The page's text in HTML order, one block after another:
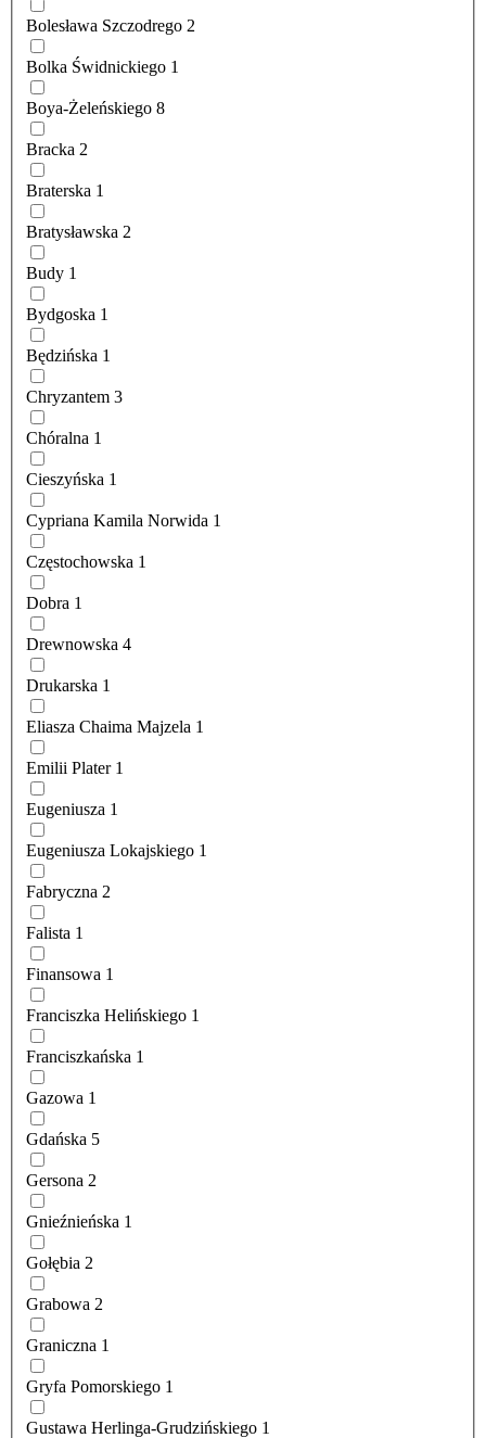
Bolesława Szczodrego 2
Bolka Świdnickiego 1
Boya-Żeleńskiego 8
Bracka 2
Braterska 1
Bratysławska 2
Budy 1
Bydgoska 1
Będzińska 1
Chryzantem 3
Chóralna 1
Cieszyńska 1
Cypriana Kamila Norwida 1
Częstochowska 1
Dobra 1
Drewnowska 4
Drukarska 1
Eliasza Chaima Majzela 1
Emilii Plater 1
Eugeniusza 1
Eugeniusza Lokajskiego 1
Fabryczna 2
Falista 1
Finansowa 1
Franciszka Helińskiego 1
Franciszkańska 1
Gazowa 1
Gdańska 5
Gersona 2
Gnieźnieńska 1
Gołębia 2
Grabowa 2
Graniczna 1
Gryfa Pomorskiego 1
Gustawa Herlinga-Grudzińskiego 1